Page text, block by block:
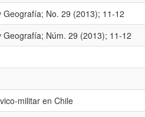
Geografí­a; No. 29 (2013); 11-12
Geografí­a; Núm. 29 (2013); 11-12
militar en Chile